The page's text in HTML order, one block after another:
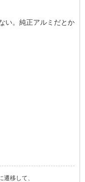
い。純正アルミだとか
移して、